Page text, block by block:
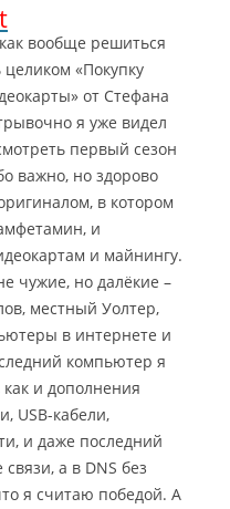
вообще решиться
целиком «Покупку
от Стефана
я уже видел
первый сезон
важно, но здорово
в котором
и
и майнингу.
чужие, но далёкие –
местный Уолтер,
в интернете и
компьютер я
и дополнения
USB-кабели,
и даже последний
а в DNS без
я считаю победой. А